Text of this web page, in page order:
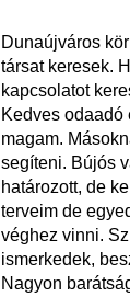
Dunaújváros
társat keresek.
kapcsolatot
Kedves odaadó
magam.
segíteni. Bújós
határozott, de
terveim de
véghez vinni.
ismerkedek,
Nagyon